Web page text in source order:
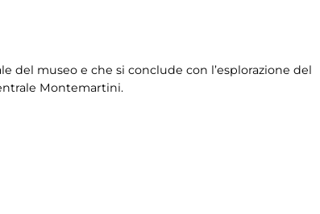
del museo e che si conclude con l’esplorazione del
Montemartini.